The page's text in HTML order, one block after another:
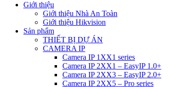
Giới thiệu
Giới thiệu Nhà An Toàn
Giới thiệu Hikvision
Sản phẩm
THIẾT BỊ DỰ ÁN
CAMERA IP
Camera IP 1XX1 series
Camera IP 2XX1 – EasyIP 1.0+
Camera IP 2XX3 – EasyIP 2.0+
Camera IP 2XX5 – Pro series